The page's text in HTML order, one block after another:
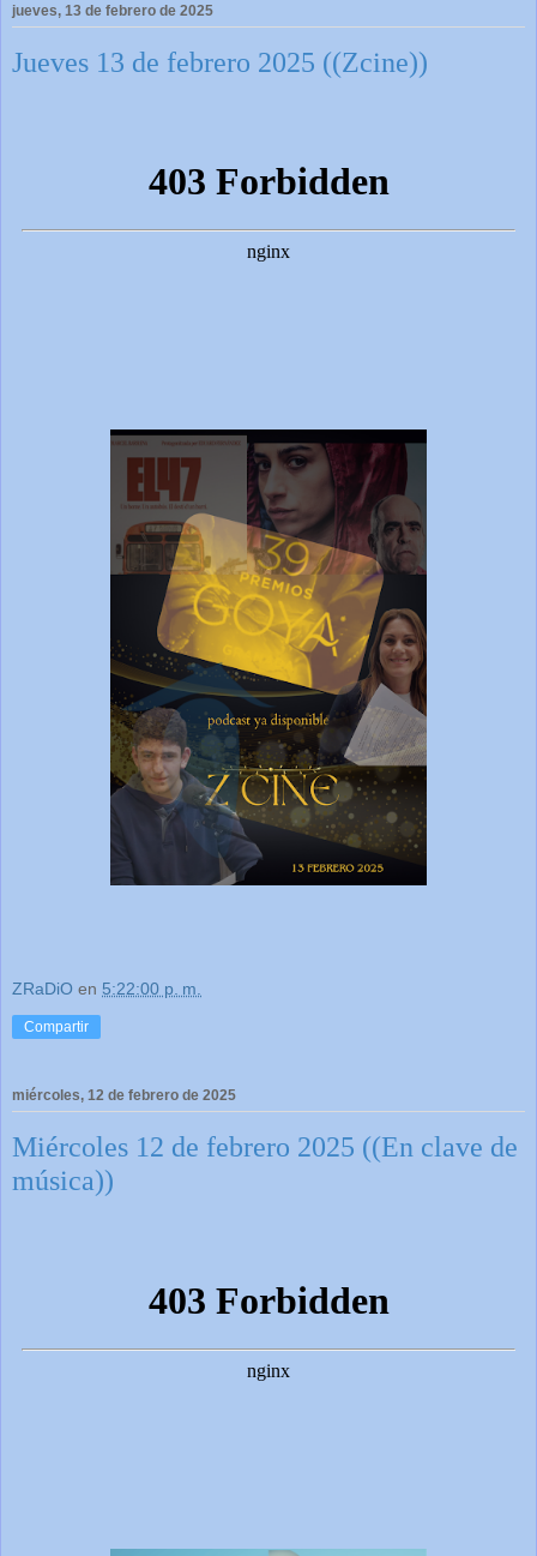
jueves, 13 de febrero de 2025
Jueves 13 de febrero 2025 ((Zcine))
ZRaDiO en 5:22:00 p. m.
Compartir
miércoles, 12 de febrero de 2025
Miércoles 12 de febrero 2025 ((En clave de
música))